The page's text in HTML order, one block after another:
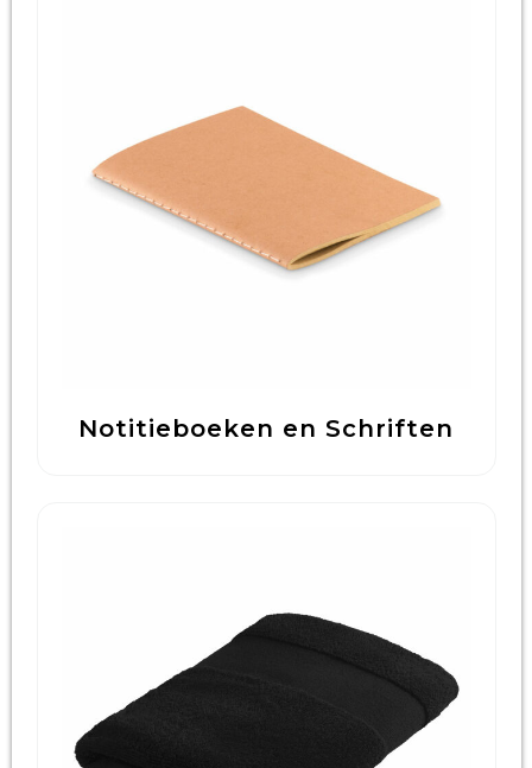
Notitieboeken en Schriften